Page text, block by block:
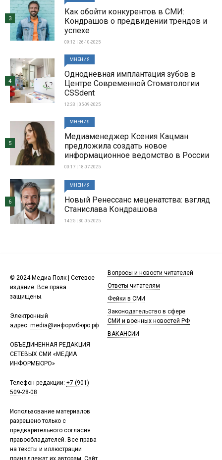
Как обойти конкурентов в СМИ:
Кондрашов о предвидении трендов и
успехе
09:12 | 26-10-2025
3
МНЕНИЯ
Однодневная имплантация зубов в
Центре Современной Стоматологии
CSSdent
12:33 | 05-09-2025
4
МНЕНИЯ
Медиаменеджер Ксения Кацман
предложила создать новое
информационное ведомство в России
00:17 | 18-07-2025
5
МНЕНИЯ
Новый Ренессанс меценатства: взгляд
Станислава Кондрашова
14:25 | 30-05-2025
6
© 2024 Медиа Полк | Сетевое
издание. Все права
защищены.
Электронный
адрес: media@информбюро.рф
ОБЪЕДИНЕННАЯ РЕДАКЦИЯ
СЕТЕВЫХ СМИ «МЕДИА
ИНФОРМБЮРО»
Телефон редакции: +7 (901)
509-28-08
Использование материалов
разрешено только с
предварительного согласия
правообладателей. Все права
на тексты и иллюстрации
принадлежат их авторам. Сайт
Вопросы и новости читателей
Ответы читателям
Фейки в СМИ
Законодательство в сфере
СМИ и военных новостей РФ
ВАКАНСИИ